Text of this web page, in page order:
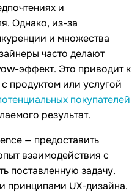
и
Однако, из-за
и множества
часто делают
эффект. Это приводит к
продуктом или услугой
покупателей
результат.
— предоставить
взаимодействия с
поставленную задачу.
принципами UX-дизайна.